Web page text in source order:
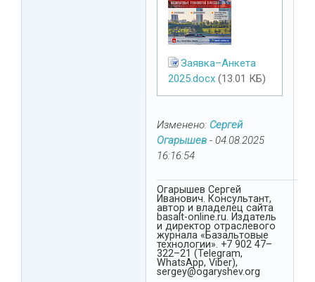
Заявка–Анкета
2025.docx (13.01 КБ)
Изменено: Сергей
Огарышев - 04.08.2025
16:16:54
Огарышев Сергей
Иванович. Консультант,
автор и владелец сайта
basalt-online.ru. Издатель
и директор отраслевого
журнала «Базальтовые
технологии». +7 902 47–
322–21 (Telegram,
WhatsApp, Viber),
sergey@ogaryshev.org